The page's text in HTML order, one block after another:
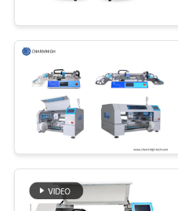
KONTROL
KUALITAS
HUBUNGI
KAMI
BERITA